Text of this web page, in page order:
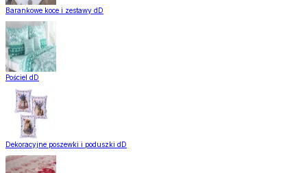
Barankowe koce i zestawy dD
Pościel dD
Dekoracyjne poszewki i poduszki dD